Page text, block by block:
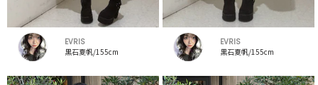
EVRIS
黒石夏帆/155cm
EVRIS
黒石夏帆/155cm